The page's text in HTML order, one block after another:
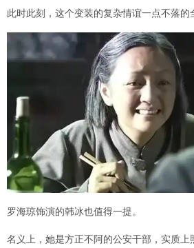
此时此刻，这个变装的复杂情谊一点不落的
罗海琼饰演的韩冰也值得一提。
名义上，她是方正不阿的公安干部，实质上